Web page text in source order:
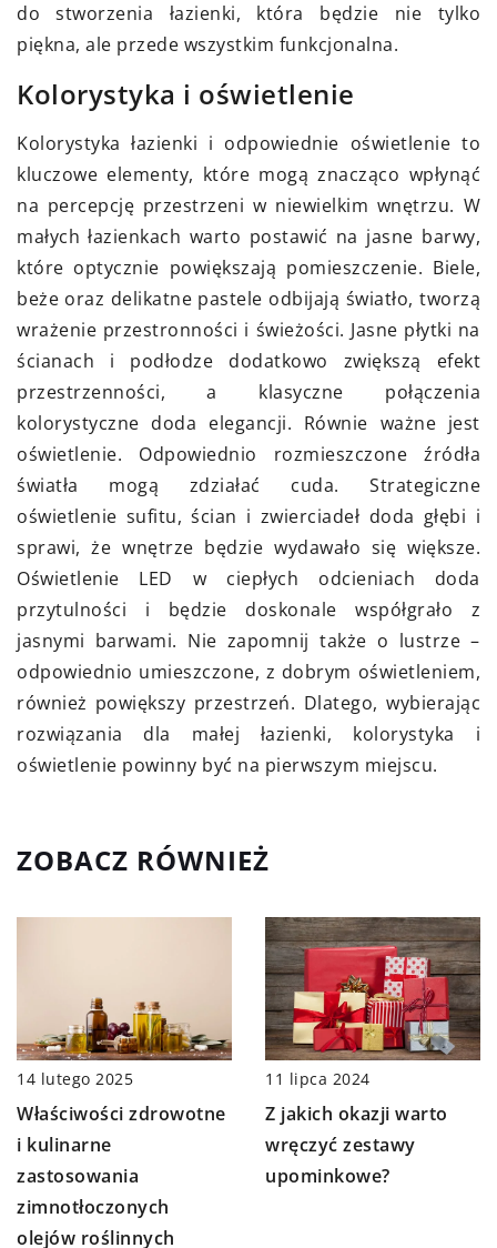
do stworzenia łazienki, która będzie nie tylko
piękna, ale przede wszystkim funkcjonalna.
Kolorystyka i oświetlenie
Kolorystyka łazienki i odpowiednie oświetlenie to
kluczowe elementy, które mogą znacząco wpłynąć
na percepcję przestrzeni w niewielkim wnętrzu. W
małych łazienkach warto postawić na jasne barwy,
które optycznie powiększają pomieszczenie. Biele,
beże oraz delikatne pastele odbijają światło, tworzą
wrażenie przestronności i świeżości. Jasne płytki na
ścianach i podłodze dodatkowo zwiększą efekt
przestrzenności, a klasyczne połączenia
kolorystyczne doda elegancji. Równie ważne jest
oświetlenie. Odpowiednio rozmieszczone źródła
światła mogą zdziałać cuda. Strategiczne
oświetlenie sufitu, ścian i zwierciadeł doda głębi i
sprawi, że wnętrze będzie wydawało się większe.
Oświetlenie LED w ciepłych odcieniach doda
przytulności i będzie doskonale współgrało z
jasnymi barwami. Nie zapomnij także o lustrze –
odpowiednio umieszczone, z dobrym oświetleniem,
również powiększy przestrzeń. Dlatego, wybierając
rozwiązania dla małej łazienki, kolorystyka i
oświetlenie powinny być na pierwszym miejscu.
ZOBACZ RÓWNIEŻ
14 lutego 2025
Właściwości zdrowotne
i kulinarne
zastosowania
zimnotłoczonych
olejów roślinnych
11 lipca 2024
Z jakich okazji warto
wręczyć zestawy
upominkowe?